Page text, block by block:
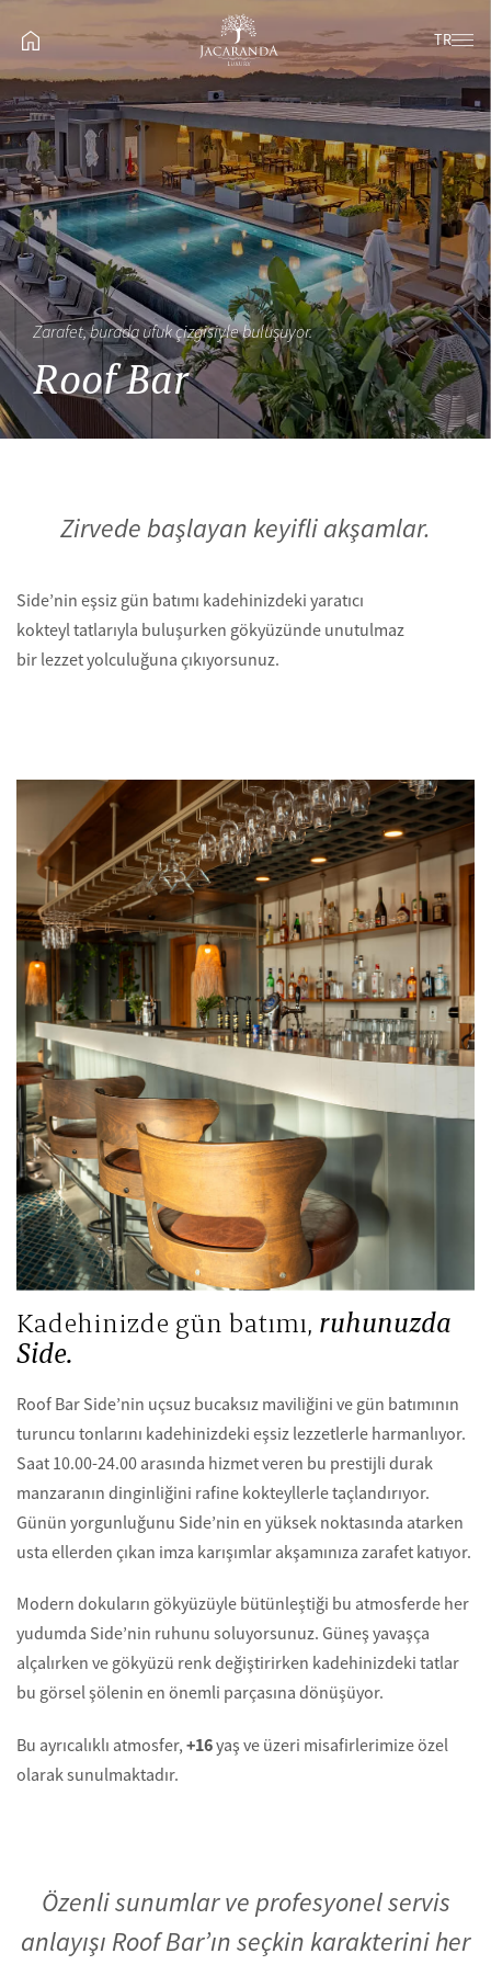
TR
Zarafet, burada ufuk çizgisiyle buluşuyor.
Roof Bar
Zirvede başlayan keyifli akşamlar.
Side’nin eşsiz gün batımı kadehinizdeki yaratıcı
kokteyl tatlarıyla buluşurken gökyüzünde unutulmaz
bir lezzet yolculuğuna çıkıyorsunuz.
Kadehinizde gün batımı, ruhunuzda
Side.
Roof Bar Side’nin uçsuz bucaksız maviliğini ve gün batımının
turuncu tonlarını kadehinizdeki eşsiz lezzetlerle harmanlıyor.
Saat 10.00-24.00 arasında hizmet veren bu prestijli durak
manzaranın dinginliğini rafine kokteyllerle taçlandırıyor.
Günün yorgunluğunu Side’nin en yüksek noktasında atarken
usta ellerden çıkan imza karışımlar akşamınıza zarafet katıyor.
Modern dokuların gökyüzüyle bütünleştiği bu atmosferde her
yudumda Side’nin ruhunu soluyorsunuz. Güneş yavaşça
alçalırken ve gökyüzü renk değiştirirken kadehinizdeki tatlar
bu görsel şölenin en önemli parçasına dönüşüyor.
Bu ayrıcalıklı atmosfer, +16yaş ve üzeri misafirlerimize özel
olarak sunulmaktadır.
Özenli sunumlar ve profesyonel servis
anlayışı Roof Bar’ın seçkin karakterini her